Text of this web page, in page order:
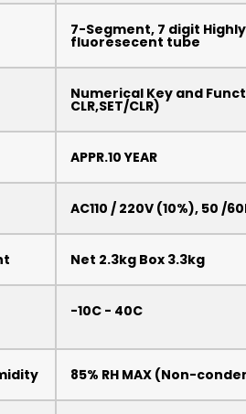
7-Segment, 7 digit
fluoresecent tube
Numerical Key and
CLR,SET/CLR)
APPR.10 YEAR
AC110 / 220V (10%), 50 /
Net 2.3kg Box 3.3kg
-10C - 40C
85% RH MAX (Non-